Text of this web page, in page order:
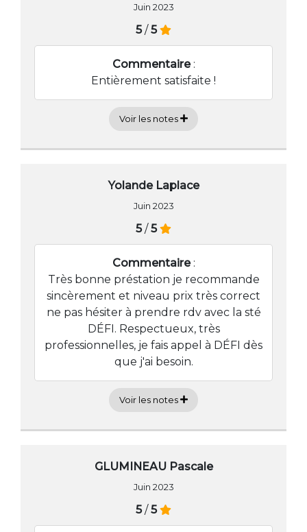
Juin 2023
5/5
Commentaire:
Entièrement satisfaite !
Voir les notes
Yolande Laplace
Juin 2023
5/5
Commentaire:
Très bonne préstation je recommande
sincèrement et niveau prix très correct
ne pas hésiter à prendre rdv avec la sté
DÉFI. Respectueux, très
professionnelles, je fais appel à DÉFI dès
que j'ai besoin.
Voir les notes
GLUMINEAU Pascale
Juin 2023
5/5